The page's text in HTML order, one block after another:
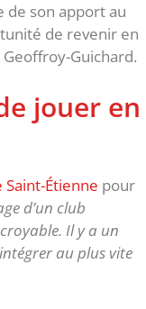
de son apport au
de revenir en
Guichard.
jouer en
Étienne pour
d’un club
Il y a un
au plus vite